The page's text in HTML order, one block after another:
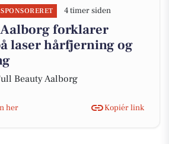
SPONSORERET 4 timer siden
forklarer
laser hårfjerning og
Beauty Aalborg
her Kopiér link